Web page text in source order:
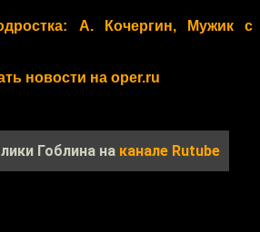
А. Кочергин, Мужик с
новости на oper.ru
Гоблина на канале Rutube